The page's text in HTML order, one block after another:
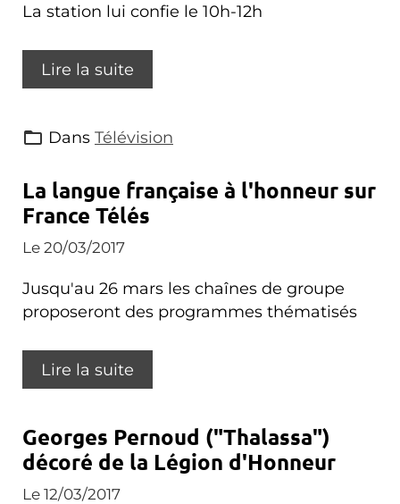
La station lui confie le 10h-12h
Lire la suite
Dans Télévision
La langue française à l'honneur sur
France Télés
Le 20/03/2017
Jusqu'au 26 mars les chaînes de groupe
proposeront des programmes thématisés
Lire la suite
Georges Pernoud ("Thalassa")
décoré de la Légion d'Honneur
Le 12/03/2017